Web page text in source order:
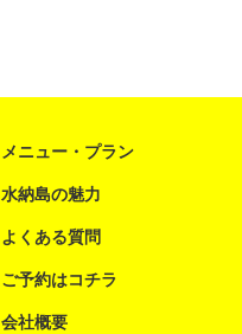
メニュー・プラン
水納島の魅力
よくある質問
ご予約はコチラ
会社概要